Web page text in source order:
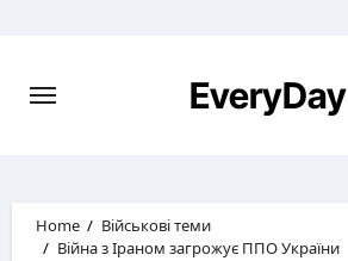
EveryDay
Home
Військові теми
Війна з Іраном загрожує ППО України